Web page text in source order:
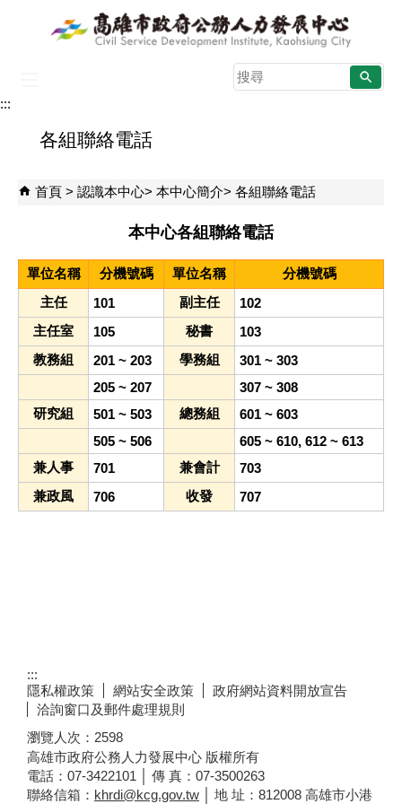
跳到主要內容區塊
搜
尋
:::
各組聯絡電話
首頁 認識本中心 本中心簡介 各組聯絡電話
本中心各組聯絡電話
單位名稱 分機號碼 單位名稱
分機號碼
主任
101 副主任
102
主任室
105 秘書
103
教務組
201 ~ 203 學務組
301 ~ 303
205 ~ 207
307 ~ 308
研究組
501 ~ 503 總務組
601 ~ 603
505 ~ 506
605 ~ 610, 612 ~ 613
兼人事
701 兼會計
703
兼政風
706 收發 707
:::
隱私權政策
網站安全政策
政府網站資料開放宣告
洽詢窗口及郵件處理規則
瀏覽人次： 2598
高雄市政府公務人力發展中心 版權所有
電話：07-3422101 │ 傳 真：07-3500263
聯絡信箱： khrdi@kcg.gov.tw │ 地 址：812008 高雄市小港